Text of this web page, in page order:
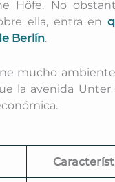
Höfe. No
ella, entra en
Berlín.
mucho
la avenida